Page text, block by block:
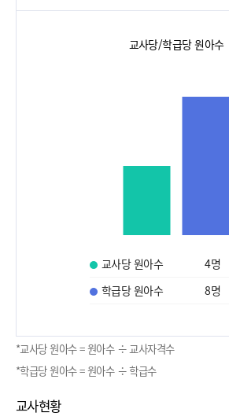
교사당/학급당 원아수
교사당 원아수 4명
학급당 원아수
8명
*교사당 원아수 = 원아수 ÷ 교사자격수
*학급당 원아수 = 원아수 ÷ 학급수
교사현황